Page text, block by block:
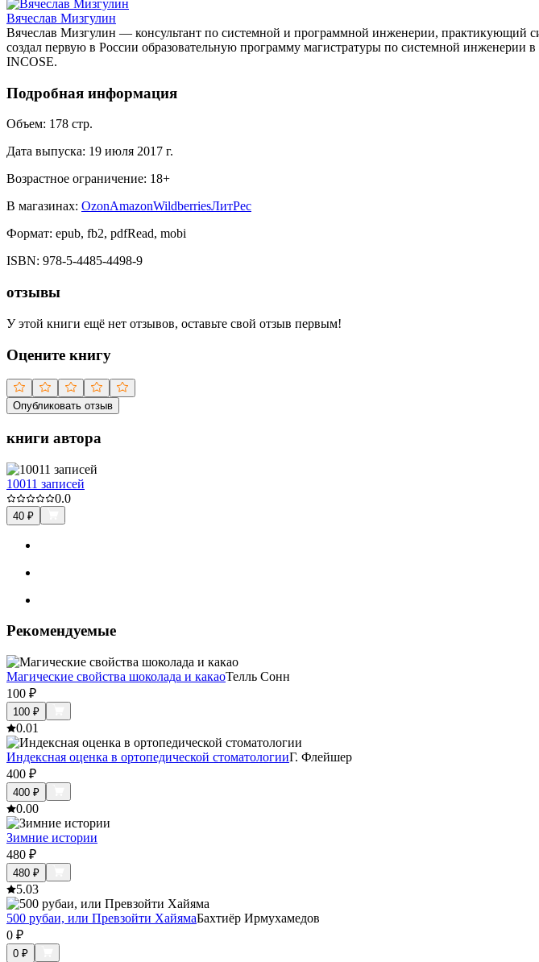
Вячеслав Мизгулин
Вячеслав Мизгулин — консультант по системной и программной инженерии,
создал первую в России образовательную программу магистратуры по системной инженерии
INCOSE.
Подробная информация
Объем: 178 стр.
Дата выпуска: 19 июля 2017 г.
Возрастное ограничение: 18+
В магазинах: OzonAmazonWildberriesЛитРес
Формат: epub, fb2, pdfRead, mobi
ISBN: 978-5-4485-4498-9
отзывы
У этой книги ещё нет отзывов, оставьте свой отзыв первым!
Оцените книгу
Опубликовать отзыв
книги автора
10011 записей
0.0
40 ₽
Рекомендуемые
Магические свойства шоколада и какаоТелль Сонн
100 ₽
100 ₽
0.01
Индексная оценка в ортопедической стоматологииГ. Флейшер
400 ₽
400 ₽
0.00
Зимние истории
480 ₽
480 ₽
5.03
500 рубаи, или Превзойти ХайямаБахтиёр Ирмухамедов
0 ₽
0 ₽